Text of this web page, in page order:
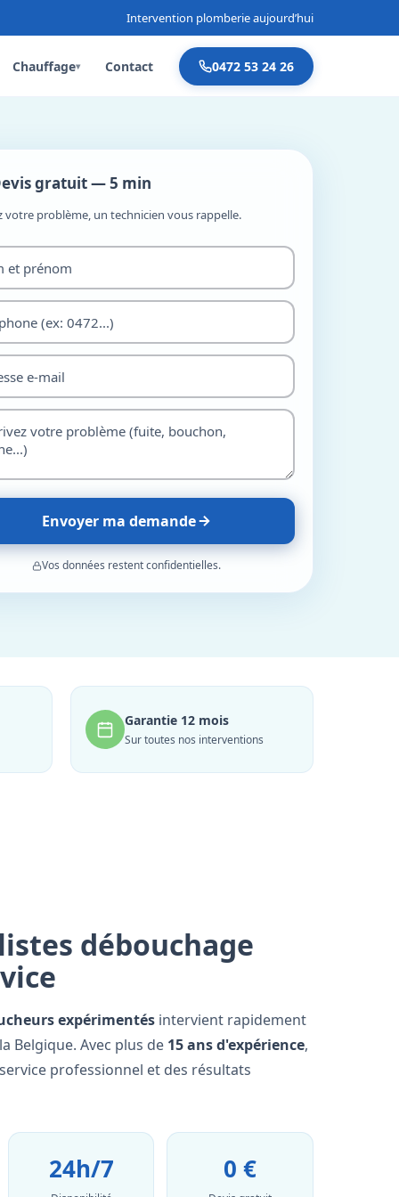
Intervention plomberie aujourd’hui
Chauffage▾ Contact 0472 53 24 26
gratuit — 5 min
votre problème, un technicien vous rappelle.
Envoyer ma demande
Vos données restent confidentielles.
Garantie 12 mois
Sur toutes nos interventions
débouchage
expérimentés intervient rapidement
Belgique. Avec plus de 15 ans d'expérience,
professionnel et des résultats
24h/7 0 €